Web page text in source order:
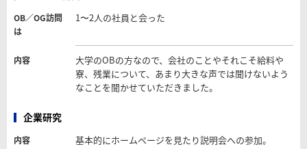
OB／OG訪問
は
1〜2人の社員と会った
内容
大学のOBの方なので、会社のことやそれこそ給料や
寮、残業について、あまり大きな声では聞けないよう
なことを聞かせていただきました。
企業研究
内容 基本的にホームページを見たり説明会への参加。